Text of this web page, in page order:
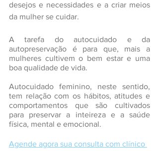
desejos e necessidades e a criar meios
da mulher se cuidar.
A tarefa do autocuidado e da
autopreservação é para que, mais a
mulheres cultivem o bem estar e uma
boa qualidade de vida.
Autocuidado feminino, neste sentido,
tem relação com os hábitos, atitudes e
comportamentos que são cultivados
para preservar a inteireza e a saúde
física, mental e emocional.
Agende agora sua consulta com clínico